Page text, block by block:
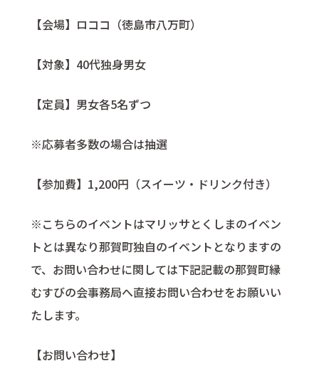
【会場】ロココ（徳島市八万町）
【対象】40代独身男女
【定員】男女各5名ずつ
※応募者多数の場合は抽選
【参加費】1,200円（スイーツ・ドリンク付き）
※こちらのイベントはマリッサとくしまのイベン
トとは異なり那賀町独自のイベントとなりますの
で、お問い合わせに関しては下記記載の那賀町縁
むすびの会事務局へ直接お問い合わせをお願いい
たします。
【お問い合わせ】